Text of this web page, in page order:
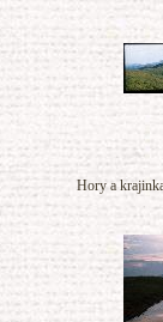
Hory a